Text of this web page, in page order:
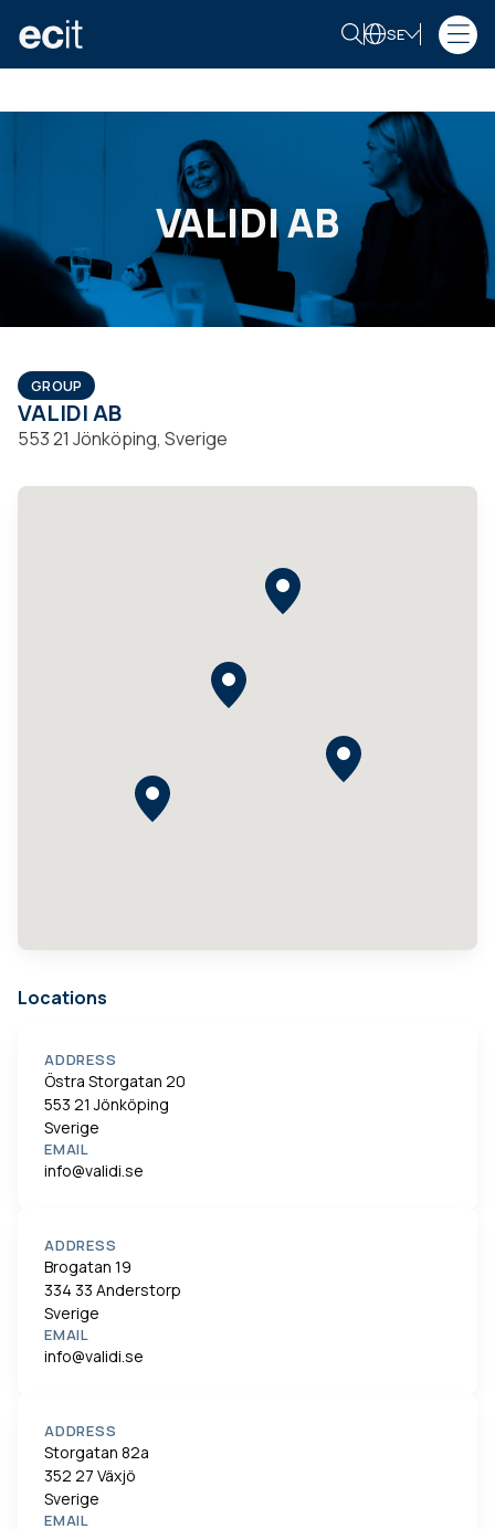
SE
VALIDI AB
GROUP
VALIDI AB
553 21 Jönköping, Sverige
Locations
ADDRESS
Östra Storgatan 20
553 21 Jönköping
Sverige
EMAIL
info@validi.se
ADDRESS
Brogatan 19
334 33 Anderstorp
Sverige
EMAIL
info@validi.se
ADDRESS
Storgatan 82a
352 27 Växjö
Sverige
EMAIL